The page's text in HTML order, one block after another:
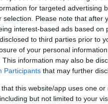
for targeted advertising
selection. Please note that after
interest-based ads based
to third parties prior to
of your personal
This information may also be
Participants that may further
that this website/app uses one
but not limited to your
πότε
είναι έτοιμες ν’
(Ισραηλινών)
ηαντίδρασητου
ΔΙΑΦΗΜΙΣΗ